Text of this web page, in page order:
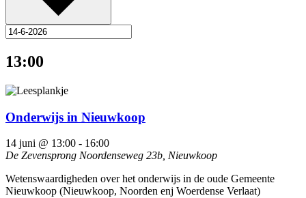
13:00
Onderwijs in Nieuwkoop
14 juni @ 13:00 - 16:00
De Zevensprong Noordenseweg 23b, Nieuwkoop
Wetenswaardigheden over het onderwijs in de oude Gemeente
Nieuwkoop (Nieuwkoop, Noorden enj Woerdense Verlaat)